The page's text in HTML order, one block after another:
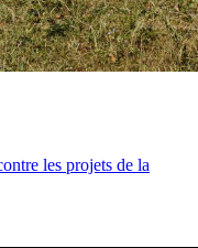
les projets de la